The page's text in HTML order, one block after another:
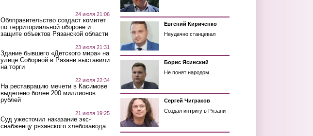
24 июля 21:06
Облправительство создаст комитет
по территориальной обороне и
защите объектов Рязанской области
23 июля 21:31
Здание бывшего «Детского мира» на
улице Соборной в Рязани выставили
на торги
22 июля 22:34
На реставрацию мечети в Касимове
выделено более 200 миллионов
рублей
21 июля 19:25
Суд ужесточил наказание экс-
снабженцу рязанского хлебозавода
Евгений Кириченко
Неудачно станцевал
Борис Ясинский
Не понят народом
Сергей Чиграков
Создал интригу в Рязани